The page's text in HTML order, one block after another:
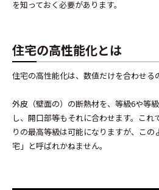
を知っておく必要があります。
住宅の高性能化とは
住宅の高性能化は、数値だけを合わせる
外皮（壁面の）の断熱材を、等級6や等
し、開口部等もそれに合わせます。こ
りの最高等級は可能になりますが、こ
宅」と呼ばれかねません。